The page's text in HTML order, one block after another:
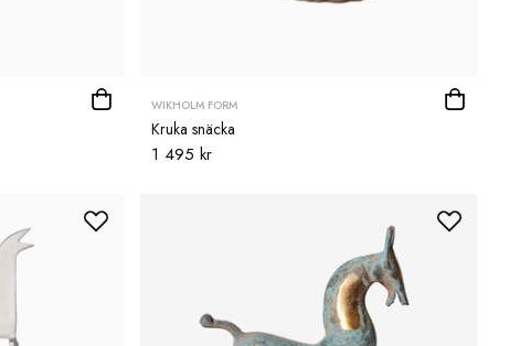
WIKHOLM FORM
Kruka snäcka
1 495 kr